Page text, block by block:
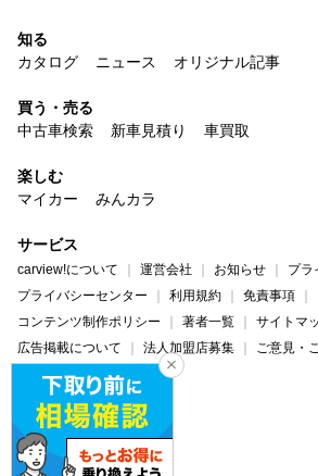
知る
カタログ
ニュース オリジナル記事
買う・売る
中古車検索
新車見積り 車買取
楽しむ
マイカー
みんカラ
サービス
carview!について 運営会社 お知らせ
プラ
プライバシーセンター
利用規約
免責事項
コンテンツ制作ポリシー
著者一覧
サイトマ
広告掲載について
法人加盟店募集
ご意見・
ヘルプ・お問い合わせ
carview! Yahoo! JAPAN